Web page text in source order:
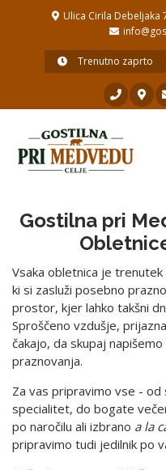
Ulica Cirila Debeljaka
Trenutno zaprto
Gostilna pri
Vsaka obletnica je
ki si zasluži posebno
prostor, kjer lahko takšni
Sproščeno vzdušje,
čakajo, da skupaj
praznovanja.
Za vas pripravimo vse - od
specialitet, do bogate
po naročilu ali izbrano a la
pripravimo tudi jedilnik po